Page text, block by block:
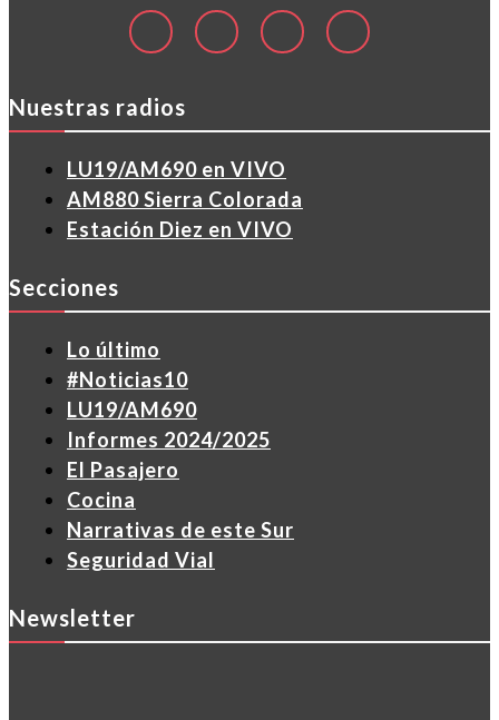
Nuestras radios
LU19/AM690 en VIVO
AM880 Sierra Colorada
Estación Diez en VIVO
Secciones
Lo último
#Noticias10
LU19/AM690
Informes 2024/2025
El Pasajero
Cocina
Narrativas de este Sur
Seguridad Vial
Newsletter